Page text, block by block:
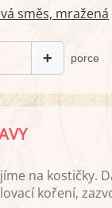
směs, mražená
+ porce
na kostičky.
koření,